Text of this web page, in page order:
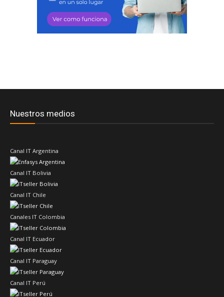
Nuestros medios
Canal IT Argentina
Canal IT Bolivia
Canal IT Chile
Canales IT Colombia
Canal IT Ecuador
Canal IT Paraguay
Canal IT Perú